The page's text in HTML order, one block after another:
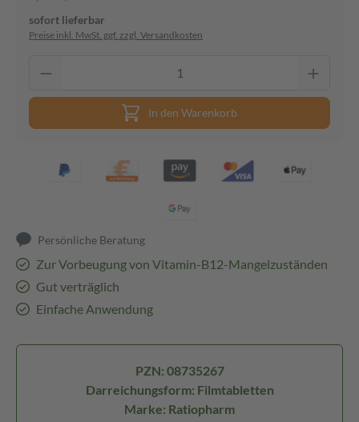
sofort lieferbar
Preise inkl. MwSt. ggf. zzgl. Versandkosten
In den Warenkorb
Persönliche Beratung
Zur Vorbeugung von Vitamin-B12-Mangelzuständen
Gut verträglich
Einfache Anwendung
PZN: 08735267
Darreichungsform: Filmtabletten
Marke: Ratiopharm